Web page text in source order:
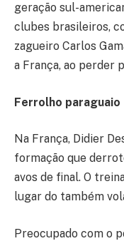
geração sul-
clubes brasileiros,
zagueiro Carlos
a França, ao perder
Ferrolho paraguaio
Na França, Didier
formação que
avos de final. O
lugar do também
Preocupado com o